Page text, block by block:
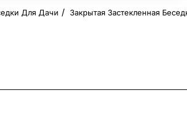
Для Дачи Закрытая Застекленная